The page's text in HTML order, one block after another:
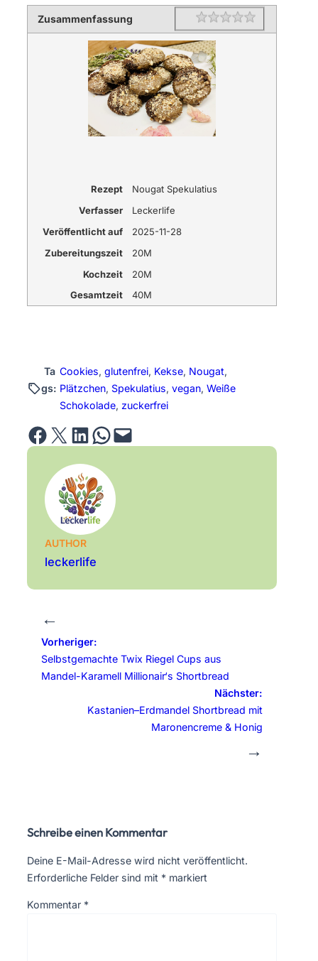
Zusammenfassung Rating 1 star
2 stars
3 stars
4 stars
5 stars
Rezept
Nougat Spekulatius
Verfasser
Leckerlife
Veröffentlicht auf
2025-11-28
Zubereitungszeit
20M
Kochzeit
20M
Gesamtzeit
40M
Ta
gs:
Cookies, glutenfrei, Kekse, Nougat
Plätzchen, Spekulatius, vegan, Weiße
Schokolade, zuckerfrei
Share on Facebook Email this Page Share on LinkedIn Share on WhatsApp Email this Page
AUTHOR
leckerlife
←
Vorheriger:
Selbstgemachte Twix Riegel Cups aus
Mandel-Karamell Millionair‘s Shortbread
Nächster:
Kastanien–Erdmandel Shortbread mit
Maronencreme & Honig
→
Schreibe einen Kommentar
Deine E-Mail-Adresse wird nicht veröffentlicht.
Erforderliche Felder sind mit * markiert
Kommentar *